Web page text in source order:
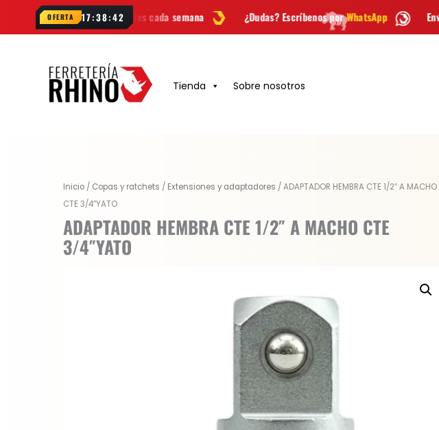
OFERTA 17:38:41
y novedades cada semana ¿Dudas? Escríbenos porWhatsApp EnvíoGRATISen
Tienda Sobre nosotros
Inicio / Copas y ratchets / Extensiones y adaptadores / ADAPTADOR HEMBRA CTE 1/2″ A MACHO
CTE 3/4″YATO
ADAPTADOR HEMBRA CTE 1/2″ A MACHO CTE
3/4″YATO
Original
price
was:
$ 12.000.
Current
price
is:
$ 9.000.